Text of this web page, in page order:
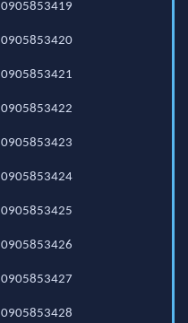
0905853419
0905853420
0905853421
0905853422
0905853423
0905853424
0905853425
0905853426
0905853427
0905853428